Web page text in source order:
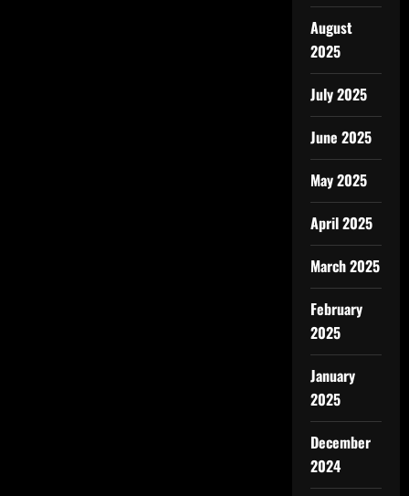
August
2025
July 2025
June 2025
May 2025
April 2025
March 2025
February
2025
January
2025
December
2024